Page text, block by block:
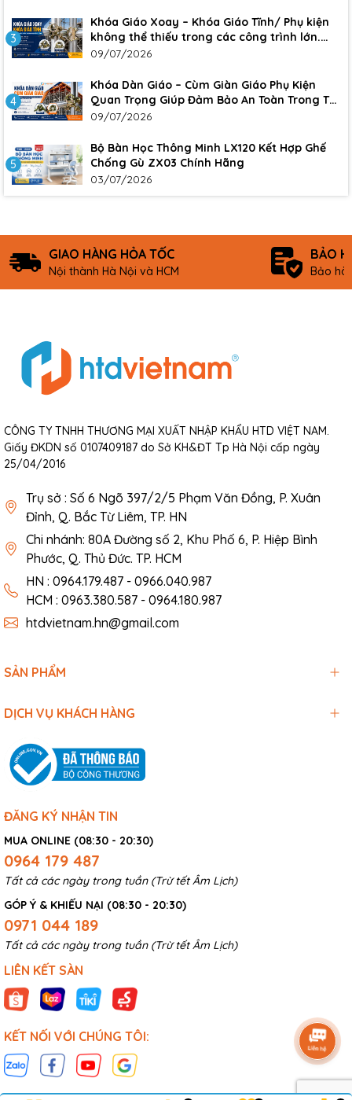
3
Khóa Giáo Xoay – Khóa Giáo Tĩnh/ Phụ kiện
không thể thiếu trong các công trình lớn.
Đảm bảo sự an toàn, chắc chắn cho công
09/07/2026
4
Khóa Dàn Giáo – Cùm Giàn Giáo Phụ Kiện
Quan Trọng Giúp Đảm Bảo An Toàn Trong Thi
Công Xây Dựng
09/07/2026
5
Bộ Bàn Học Thông Minh LX120 Kết Hợp Ghế
Chống Gù ZX03 Chính Hãng
03/07/2026
GIAO HÀNG HỎA TỐC
Nội thành Hà Nội và HCM
BẢO
Bảo
CÔNG TY TNHH THƯƠNG MẠI XUẤT NHẬP KHẨU HTD VIỆT NAM.
Giấy ĐKDN số 0107409187 do Sở KH&ĐT Tp Hà Nội cấp ngày
25/04/2016
Trụ sở : Số 6 Ngõ 397/2/5 Phạm Văn Đồng, P. Xuân
Đỉnh, Q. Bắc Từ Liêm, TP. HN
Chi nhánh: 80A Đường số 2, Khu Phố 6, P. Hiệp Bình
Phước, Q. Thủ Đức. TP. HCM
HN : 0964.179.487 - 0966.040.987
HCM : 0963.380.587 - 0964.180.987
htdvietnam.hn@gmail.com
SẢN PHẨM
DỊCH VỤ KHÁCH HÀNG
ĐĂNG KÝ NHẬN TIN
MUA ONLINE (08:30 - 20:30)
0964 179 487
Tất cả các ngày trong tuần (Trừ tết Âm Lịch)
GÓP Ý & KHIẾU NẠI (08:30 - 20:30)
0971 044 189
Tất cả các ngày trong tuần (Trừ tết Âm Lịch)
LIÊN KẾT SÀN
KẾT NỐI VỚI CHÚNG TÔI: